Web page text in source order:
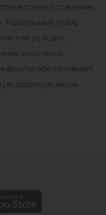
старению
Тщательный отбор
реакции,
шерстяных
обеспечивают
здоровую жизнь